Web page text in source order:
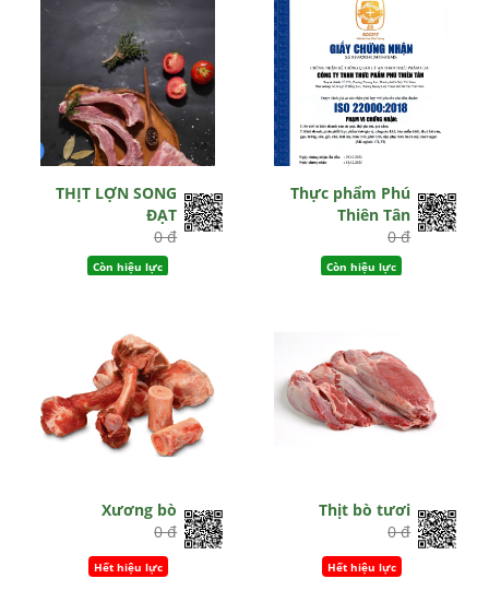
THỊT LỢN SONG
ĐẠT
0 đ
Còn hiệu lực
Thực phẩm Phú
Thiên Tân
0 đ
Còn hiệu lực
Xương bò
0 đ
Hết hiệu lực
Thịt bò tươi
0 đ
Hết hiệu lực